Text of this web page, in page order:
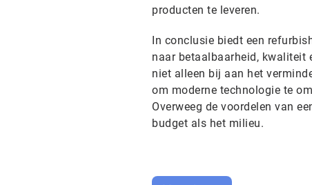
producten te leveren.
In conclusie biedt een
naar betaalbaarheid, kwaliteit
niet alleen bij aan het
om moderne technologie te
Overweeg de voordelen van
budget als het milieu.